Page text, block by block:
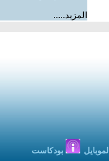
المزيد.....
الموبايل بودكاست